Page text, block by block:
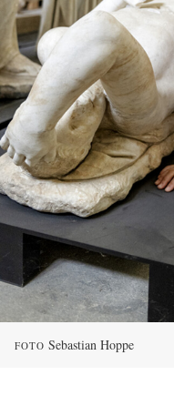
FOTO Sebastian Hoppe